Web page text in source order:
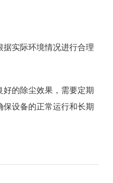
实际环境情况进行合理
的除尘效果，需要定期
设备的正常运行和长期